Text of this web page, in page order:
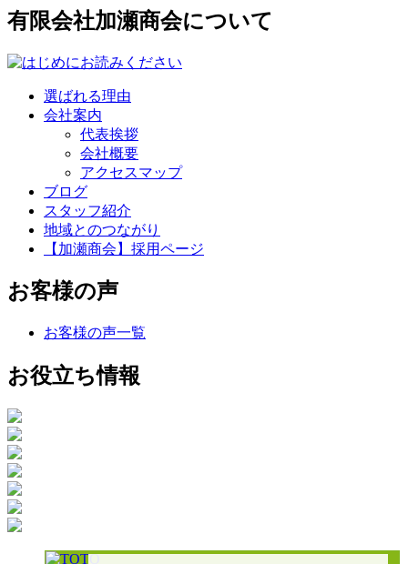
有限会社加瀬商会について
選ばれる理由
会社案内
代表挨拶
会社概要
アクセスマップ
ブログ
スタッフ紹介
地域とのつながり
【加瀬商会】採用ページ
お客様の声
お客様の声一覧
お役立ち情報